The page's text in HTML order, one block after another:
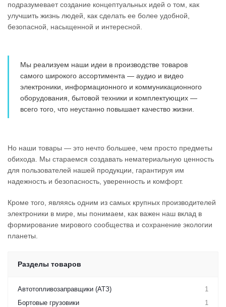
подразумевает создание концептуальных идей о том, как
улучшить жизнь людей, как сделать ее более удобной,
безопасной, насыщенной и интересной.
Мы реализуем наши идеи в производстве товаров
самого широкого ассортимента — аудио и видео
электроники, информационного и коммуникационного
оборудования, бытовой техники и комплектующих —
всего того, что неустанно повышает качество жизни.
Но наши товары — это нечто большее, чем просто предметы
обихода. Мы стараемся создавать нематериальную ценность
для пользователей нашей продукции, гарантируя им
надежность и безопасность, уверенность и комфорт.
Кроме того, являясь одним из самых крупных производителей
электроники в мире, мы понимаем, как важен наш вклад в
формирование мирового сообщества и сохранение экологии
планеты.
Разделы товаров
Автотопливозаправщики (АТЗ)
1
Бортовые грузовики
1